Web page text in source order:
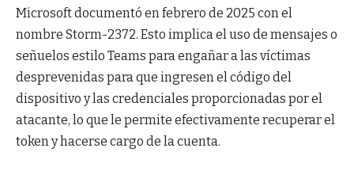
Microsoft documentó en febrero de 2025 con el
nombre Storm-2372. Esto implica el uso de mensajes o
señuelos estilo Teams para engañar a las víctimas
desprevenidas para que ingresen el código del
dispositivo y las credenciales proporcionadas por el
atacante, lo que le permite efectivamente recuperar el
token y hacerse cargo de la cuenta.